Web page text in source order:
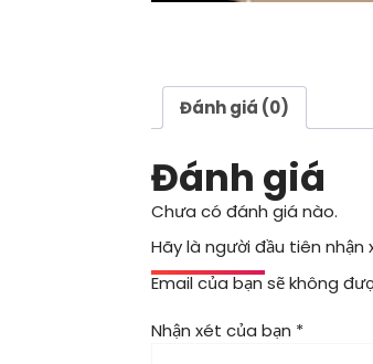
Đánh giá (0)
Đánh giá
Chưa có đánh giá nào.
Hãy là người đầu tiên nhận
Email của bạn sẽ không
Nhận xét của bạn *